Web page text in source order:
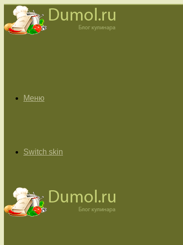
Меню
Switch skin